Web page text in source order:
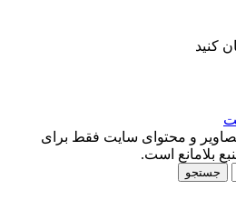
کنید
و محتوای سايت فقط برای
بلامانع است.
جستجو